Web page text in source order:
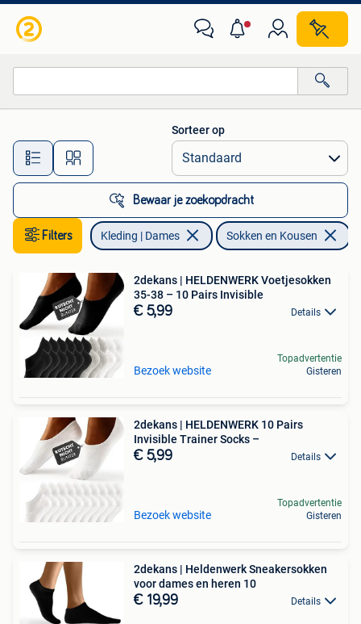
Alle afstanden…
Sorteer op
Bewaar je zoekopdracht
Filters Kleding | Dames Sokken en Kousen
2dekans | HELDENWERK Voetjesokken
35-38 – 10 Pairs Invisible
€ 5,99 Details
Bezoek website
Topadvertentie
Gisteren
2dekans | HELDENWERK 10 Pairs
Invisible Trainer Socks –
€ 5,99 Details
Bezoek website
Topadvertentie
Gisteren
2dekans | Heldenwerk Sneakersokken
voor dames en heren 10
€ 19,99 Details